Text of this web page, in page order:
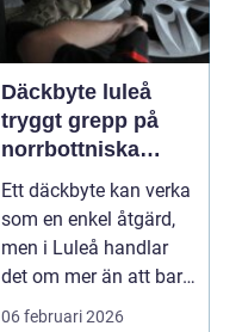
Däckbyte luleå
tryggt grepp på
norrbottniska
vägar
Ett däckbyte kan verka
som en enkel åtgärd,
men i Luleå handlar
det om mer än att bara
byta gummi mo...
06 februari 2026